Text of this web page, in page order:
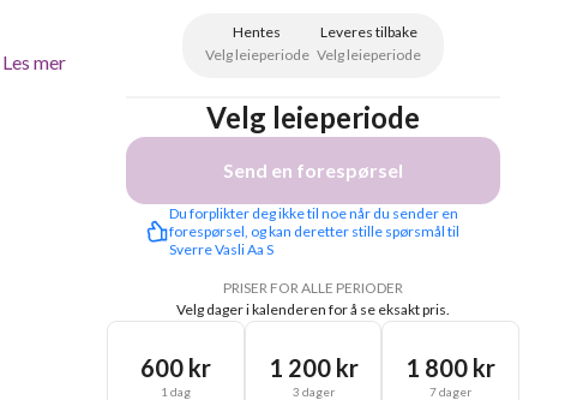
Les mer
Hentes
Velg leieperiode
Leveres tilbake
Velg leieperiode
Velg leieperiode
Send en forespørsel
Du forplikter deg ikke til noe når du sender en
forespørsel, og kan deretter stille spørsmål til
Sverre Vasli Aa S
PRISER FOR ALLE PERIODER
Velg dager i kalenderen for å se eksakt pris.
600 kr
1 dag
1 200 kr
3 dager
1 800 kr
7 dager